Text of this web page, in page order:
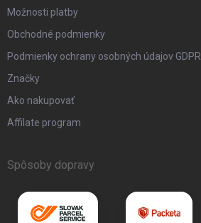
Možnosti platby
Obchodné podmienky
Podmienky ochrany osobných údajov GDPR
Značky
Ako nakupovať
Affilate program
Spôsoby dopravy